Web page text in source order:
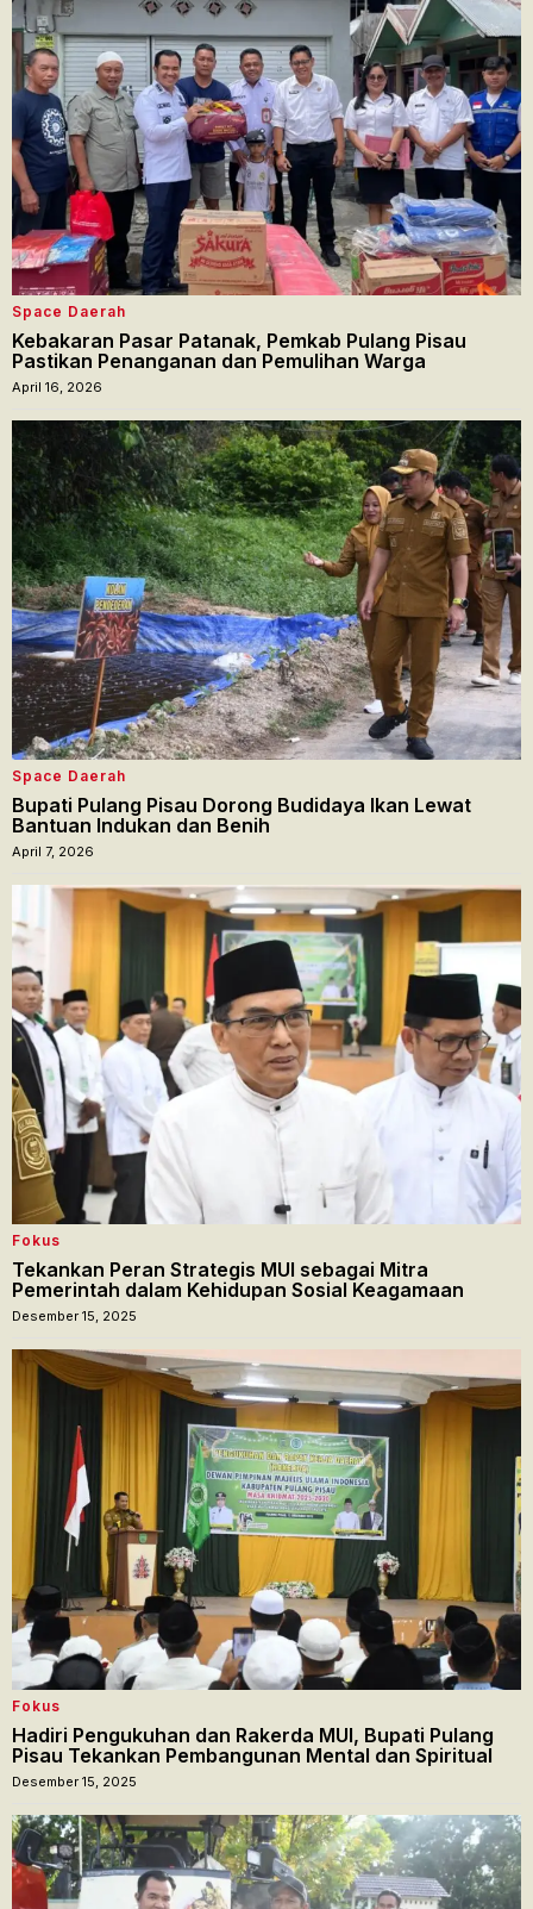
Space Daerah
Kebakaran Pasar Patanak, Pemkab Pulang Pisau
Pastikan Penanganan dan Pemulihan Warga
April 16, 2026
Space Daerah
Bupati Pulang Pisau Dorong Budidaya Ikan Lewat
Bantuan Indukan dan Benih
April 7, 2026
Fokus
Tekankan Peran Strategis MUI sebagai Mitra
Pemerintah dalam Kehidupan Sosial Keagamaan
Desember 15, 2025
Fokus
Hadiri Pengukuhan dan Rakerda MUI, Bupati Pulang
Pisau Tekankan Pembangunan Mental dan Spiritual
Desember 15, 2025